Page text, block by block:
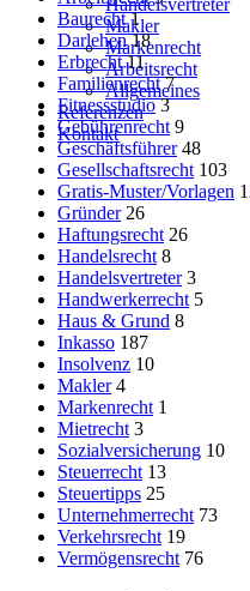
Makler
Markenrecht
Arbeitsrecht
Allgemeines
Referenzen
Kontakt
Baurecht 1
Darlehen 18
Erbrecht 11
Familienrecht 7
Fitnessstudio 3
Gebührenrecht 9
Geschäftsführer 48
Gesellschaftsrecht 103
Gratis-Muster/Vorlagen
Gründer 26
Haftungsrecht 26
Handelsrecht 8
Handelsvertreter 3
Handwerkerrecht 5
Haus & Grund 8
Inkasso 187
Insolvenz 10
Makler 4
Markenrecht 1
Mietrecht 3
Sozialversicherung 10
Steuerrecht 13
Steuertipps 25
Unternehmerrecht 73
Verkehrsrecht 19
Vermögensrecht 76